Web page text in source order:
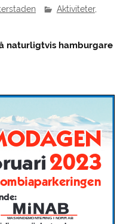
Aktiviteter,
naturligtvis hamburgare